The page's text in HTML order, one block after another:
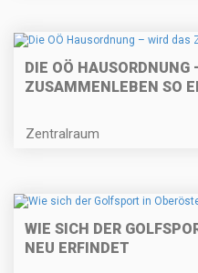
DIE OÖ HAUSORDNUNG
ZUSAMMENLEBEN SO
Zentralraum
WIE SICH DER
NEU ERFINDET